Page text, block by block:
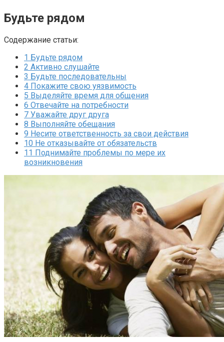
Будьте рядом
Содержание статьи:
1 Будьте рядом
2 Активно слушайте
3 Будьте последовательны
4 Покажите свою уязвимость
5 Выделяйте время для общения
6 Отвечайте на потребности
7 Уважайте друг друга
8 Выполняйте обещания
9 Несите ответственность за свои действия
10 Не отказывайте от обязательств
11 Поднимайте проблемы по мере их
возникновения